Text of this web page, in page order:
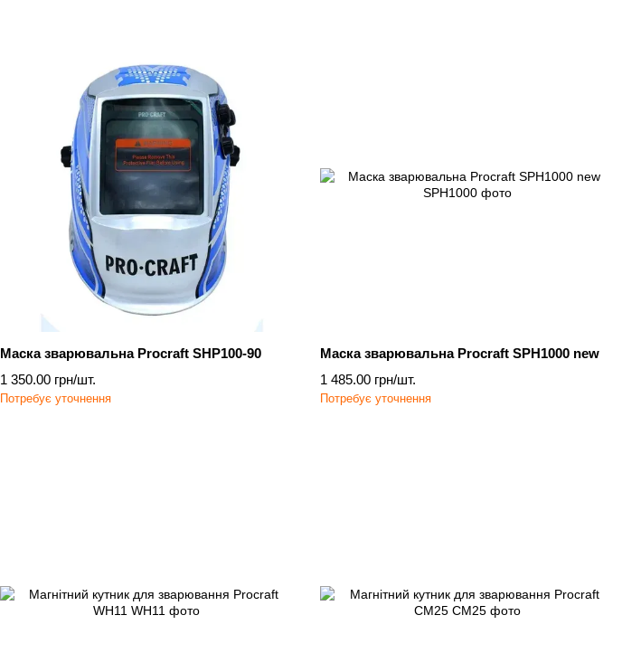
Маска зварювальна Procraft SHP100-90
1 350.00 грн/шт.
Потребує уточнення
Маска зварювальна Procraft SPH1000 new
1 485.00 грн/шт.
Потребує уточнення